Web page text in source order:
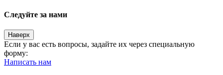
Следуйте за нами
Наверх
Если у вас есть вопросы, задайте их через специальную
форму:
Написать нам